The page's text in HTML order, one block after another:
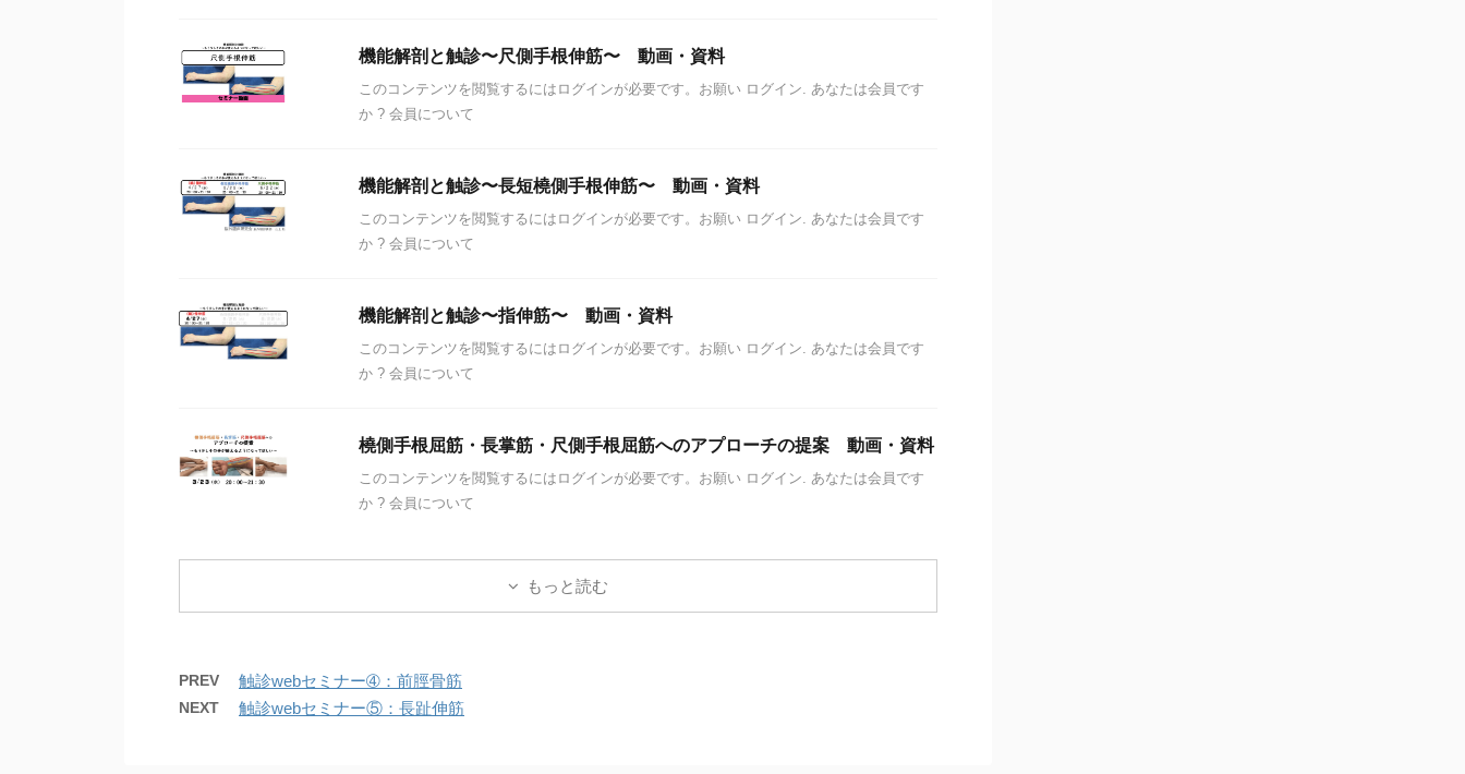
機能解剖と触診〜尺側手根伸筋〜 動画・資料
このコンテンツを閲覧するにはログインが必要です。お願い ログイン. あなたは会員です
か ? 会員について
機能解剖と触診〜長短橈側手根伸筋〜 動画・資料
このコンテンツを閲覧するにはログインが必要です。お願い ログイン. あなたは会員です
か ? 会員について
機能解剖と触診〜指伸筋〜 動画・資料
このコンテンツを閲覧するにはログインが必要です。お願い ログイン. あなたは会員です
か ? 会員について
橈側手根屈筋・長掌筋・尺側手根屈筋へのアプローチの提案 動画・資料
このコンテンツを閲覧するにはログインが必要です。お願い ログイン. あなたは会員です
か ? 会員について
もっと読む
PREV 触診webセミナー➃：前脛骨筋
NEXT 触診webセミナー⑤：長趾伸筋